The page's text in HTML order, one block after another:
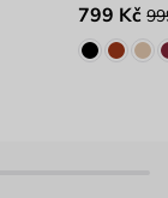
799 Kč